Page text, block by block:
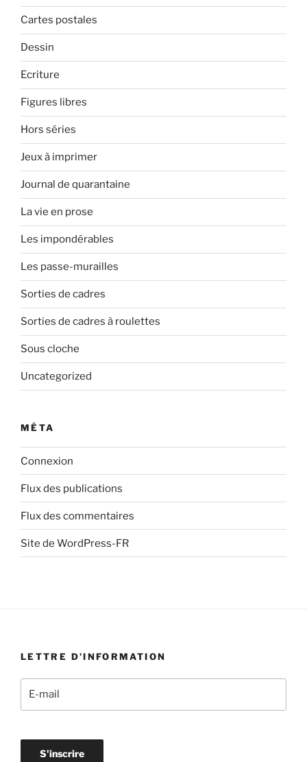
Cartes postales
Dessin
Ecriture
Figures libres
Hors séries
Jeux à imprimer
Journal de quarantaine
La vie en prose
Les impondérables
Les passe-murailles
Sorties de cadres
Sorties de cadres à roulettes
Sous cloche
Uncategorized
MÉTA
Connexion
Flux des publications
Flux des commentaires
Site de WordPress-FR
LETTRE D’INFORMATION